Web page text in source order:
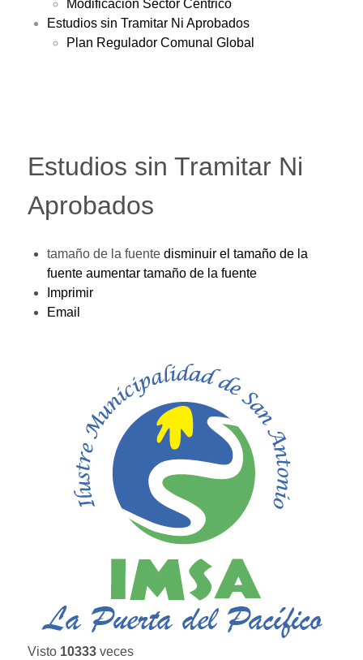
Modificación Sector Céntrico
Estudios sin Tramitar Ni Aprobados
Plan Regulador Comunal Global
Estudios sin Tramitar Ni
Aprobados
tamaño de la fuente disminuir el tamaño de la
fuente aumentar tamaño de la fuente
Imprimir
Email
Visto 10333 veces